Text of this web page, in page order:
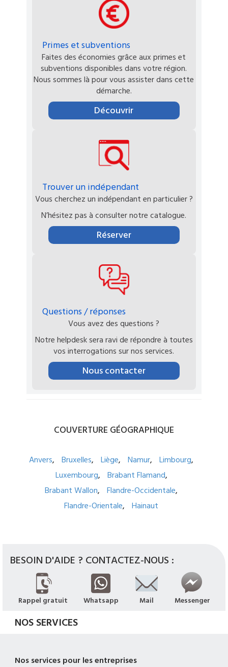
Primes et subventions
Faites des économies grâce aux primes et
subventions disponibles dans votre région.
Nous sommes là pour vous assister dans cette
démarche.
Découvrir
Trouver un indépendant
Vous cherchez un indépendant en particulier ?
N’hésitez pas à consulter notre catalogue.
Réserver
Questions / réponses
Vous avez des questions ?
Notre helpdesk sera ravi de répondre à toutes
vos interrogations sur nos services.
Nous contacter
COUVERTURE GÉOGRAPHIQUE
Anvers Bruxelles Liège Namur
Limbourg
Luxembourg
Brabant Flamand
Brabant Wallon
Flandre-Occidentale
Flandre-Orientale
Hainaut
BESOIN D'AIDE ? CONTACTEZ-NOUS :
Rappel gratuit Whatsapp Mail Messenger
NOS SERVICES
Nos services pour les entreprises